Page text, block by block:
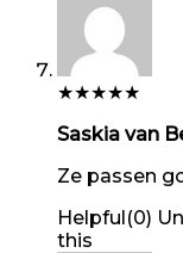
★★★★★
Saskia van
Ze passen
Helpful(0)
this